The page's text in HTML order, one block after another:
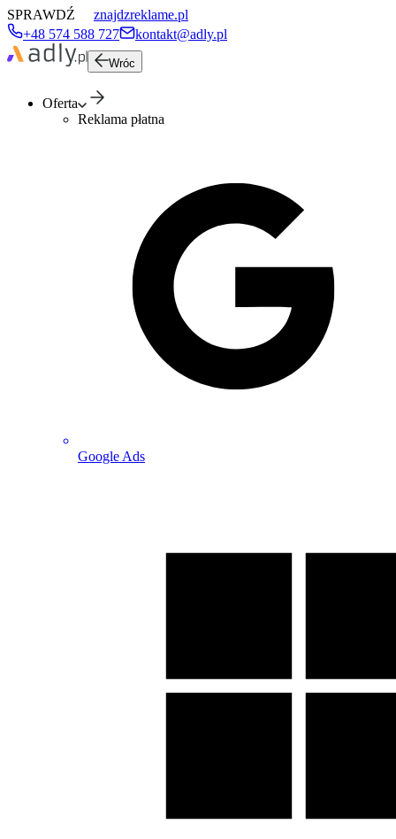
SPRAWDŹ
znajdzreklame.pl
+48 574 588 727
kontakt@adly.pl
Wróc
Oferta
Reklama płatna
Google Ads